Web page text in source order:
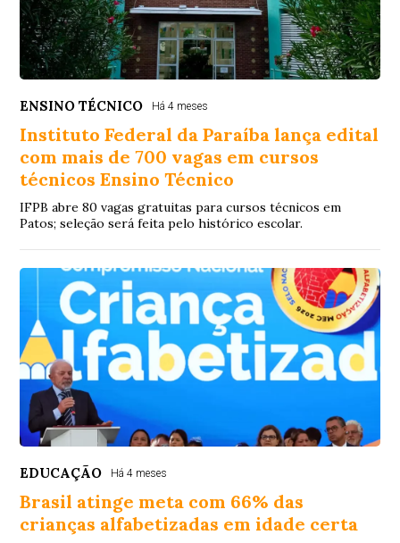
ENSINO TÉCNICO Há 4 meses
Instituto Federal da Paraíba lança edital
com mais de 700 vagas em cursos
técnicos Ensino Técnico
IFPB abre 80 vagas gratuitas para cursos técnicos em
Patos; seleção será feita pelo histórico escolar.
EDUCAÇÃO Há 4 meses
Brasil atinge meta com 66% das
crianças alfabetizadas em idade certa